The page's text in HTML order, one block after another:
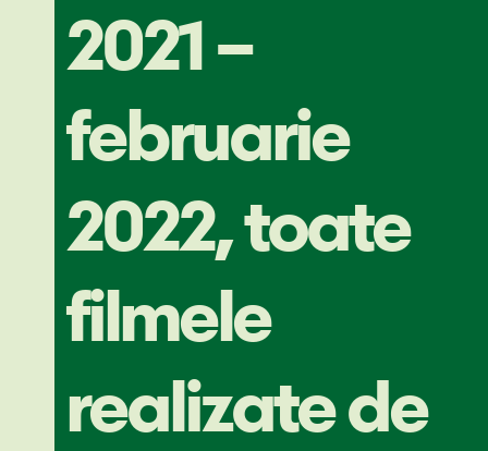
2021 –
februarie
2022, toate
filmele
realizate de